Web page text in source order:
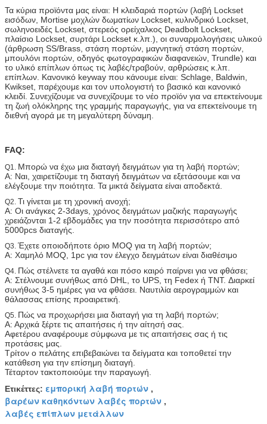
Τα κύρια προϊόντα μας είναι: Η κλειδαριά πορτών (λαβή Lockset
εισόδων, Mortise μοχλών δωματίων Lockset, κυλινδρικό Lockset,
σωληνοειδές Lockset, στερεός ορείχαλκος Deadbolt Lockset,
πλαίσιο Lockset, συρτάρι Lockset κ.λπ.), οι συναρμολογήσεις υλικού
(άρθρωση SS/Brass, στάση πορτών, μαγνητική στάση πορτών,
μπουλόνι πορτών, οδηγός φωτογραφικών διαφανειών, Trundle) και
το υλικό επίπλων όπως τις λαβές/τραβούν, αρθρώσεις κ.λπ.
επίπλων. Κανονικό keyway που κάνουμε είναι: Schlage, Baldwin,
Kwikset, παρέχουμε και τον υπολογιστή το βασικό και κανονικό
κλειδί. Συνεχίζουμε να συνεχίζουμε το νέο προϊόν για να επεκτείνουμε
τη ζωή ολόκληρης της γραμμής παραγωγής, για να επεκτείνουμε τη
διεθνή αγορά με τη μεγαλύτερη δύναμη.
FAQ:
Q1. Μπορώ να έχω μια διαταγή δειγμάτων για τη λαβή πορτών;
Α: Ναι, χαιρετίζουμε τη διαταγή δειγμάτων να εξετάσουμε και να
ελέγξουμε την ποιότητα. Τα μικτά δείγματα είναι αποδεκτά.
Q2. Τι γίνεται με τη χρονική ανοχή;
Α: Οι ανάγκες 2-3days, χρόνος δειγμάτων μαζικής παραγωγής
χρειάζονται 1-2 εβδομάδες για την ποσότητα περισσότερο από
5000pcs διαταγής.
Q3. Έχετε οποιοδήποτε όριο MOQ για τη λαβή πορτών;
Α: Χαμηλό MOQ, 1pc για τον έλεγχο δειγμάτων είναι διαθέσιμο
Q4. Πώς στέλνετε τα αγαθά και πόσο καιρό παίρνει για να φθάσει;
Α: Στέλνουμε συνήθως από DHL, το UPS, τη Fedex ή TNT. Διαρκεί
συνήθως 3-5 ημέρες για να φθάσει. Ναυτιλία αερογραμμών και
θάλασσας επίσης προαιρετική.
Q5. Πώς να προχωρήσει μια διαταγή για τη λαβή πορτών;
Α: Αρχικά ξέρτε τις απαιτήσεις ή την αίτησή σας.
Αφετέρου αναφέρουμε σύμφωνα με τις απαιτήσεις σας ή τις
προτάσεις μας.
Τρίτον ο πελάτης επιβεβαιώνει τα δείγματα και τοποθετεί την
κατάθεση για την επίσημη διαταγή.
Τέταρτον τακτοποιούμε την παραγωγή.
Ετικέττες: εμπορική λαβή πορτών ,
βαρέων καθηκόντων λαβές πορτών ,
λαβές επίπλων μετάλλων